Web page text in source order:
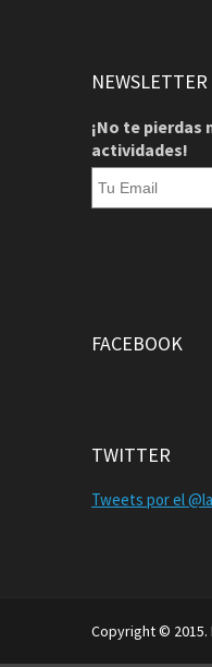
NEWSLETTER
¡No te pierdas
actividades!
FACEBOOK
TWITTER
Tweets por el
Copyright © 2015.